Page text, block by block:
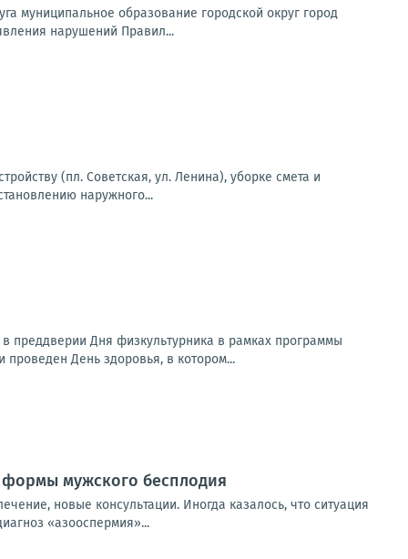
муниципальное образование городской округ город
нарушений Правил...
(пл. Советская, ул. Ленина), уборке смета и
наружного...
Дня физкультурника в рамках программы
проведен День здоровья, в котором...
мужского бесплодия
новые консультации. Иногда казалось, что ситуация
«азооспермия»...